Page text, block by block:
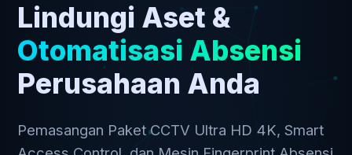
Lindungi Aset &
Otomatisasi Absensi
Perusahaan Anda
Pemasangan Paket CCTV Ultra HD 4K, Smart